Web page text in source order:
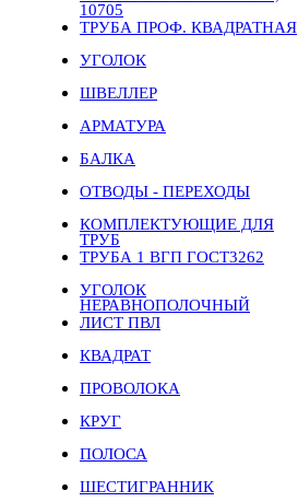
10705
ТРУБА ПРОФ. КВАДРАТНАЯ
УГОЛОК
ШВЕЛЛЕР
АРМАТУРА
БАЛКА
ОТВОДЫ - ПЕРЕХОДЫ
КОМПЛЕКТУЮЩИЕ ДЛЯ
ТРУБ
ТРУБА 1 ВГП ГОСТ3262
УГОЛОК
НЕРАВНОПОЛОЧНЫЙ
ЛИСТ ПВЛ
КВАДРАТ
ПРОВОЛОКА
КРУГ
ПОЛОСА
ШЕСТИГРАННИК